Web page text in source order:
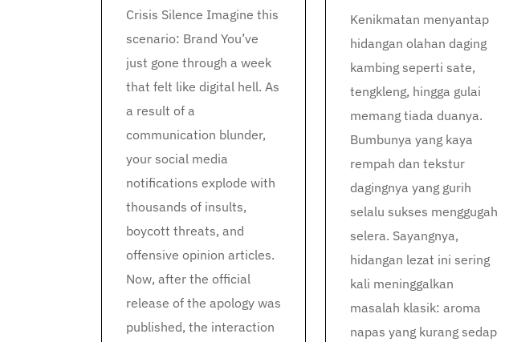
Crisis Silence Imagine this
scenario: Brand You’ve
just gone through a week
that felt like digital hell. As
a result of a
communication blunder,
your social media
notifications explode with
thousands of insults,
boycott threats, and
offensive opinion articles.
Now, after the official
release of the apology was
published, the interaction
Kenikmatan menyantap
hidangan olahan daging
kambing seperti sate,
tengkleng, hingga gulai
memang tiada duanya.
Bumbunya yang kaya
rempah dan tekstur
dagingnya yang gurih
selalu sukses menggugah
selera. Sayangnya,
hidangan lezat ini sering
kali meninggalkan
masalah klasik: aroma
napas yang kurang sedap